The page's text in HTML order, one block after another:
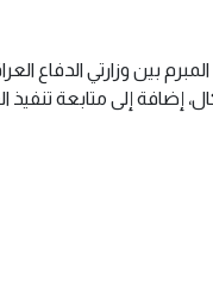
بين وزارتي الدفاع
إضافة إلى متابعة تنفيذ